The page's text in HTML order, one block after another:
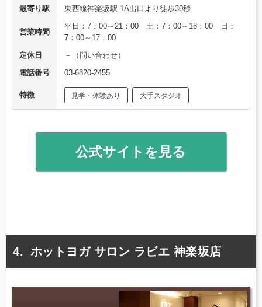
最寄り駅
東西線神楽坂駅 1A出口より徒歩30秒
営業時間
平日：7：00～21：00 土：7：00～18：00 日：
7：00～17：00
定休日
－（問い合わせ）
電話番号
03-6820-2455
特徴 見学・体験あり 大手スタジオ
公式サイトを見る
ホットヨガ サロン ラビエ 神楽坂店